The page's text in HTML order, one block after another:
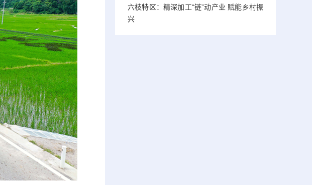
六枝特区：精深加工“链”动产业 赋能乡村振
兴